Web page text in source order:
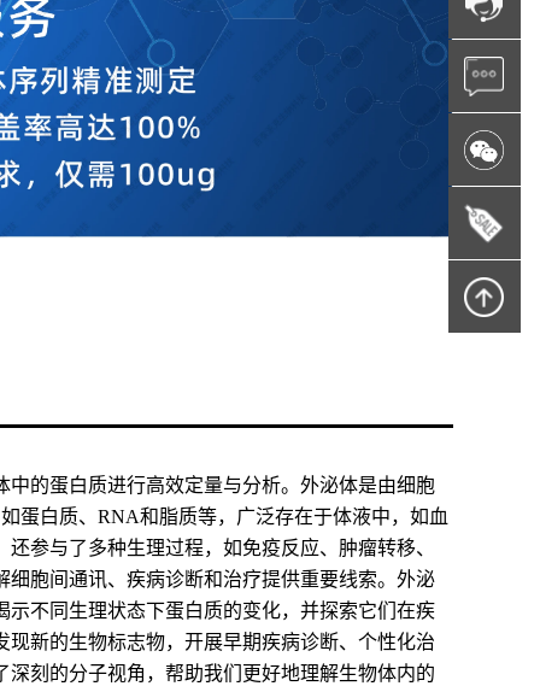
的蛋白质进行高效定量与分析。外泌体是由细胞
蛋白质、RNA和脂质等，广泛存在于体液中，如血
参与了多种生理过程，如免疫反应、肿瘤转移、
胞间通讯、疾病诊断和治疗提供重要线索。外泌
不同生理状态下蛋白质的变化，并探索它们在疾
新的生物标志物，开展早期疾病诊断、个性化治
刻的分子视角，帮助我们更好地理解生物体内的